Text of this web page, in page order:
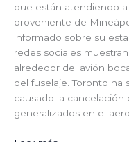
que están atendiendo
proveniente de
informado sobre su
redes sociales
alrededor del avión
del fuselaje. Toronto ha
causado la cancelación
generalizados en el